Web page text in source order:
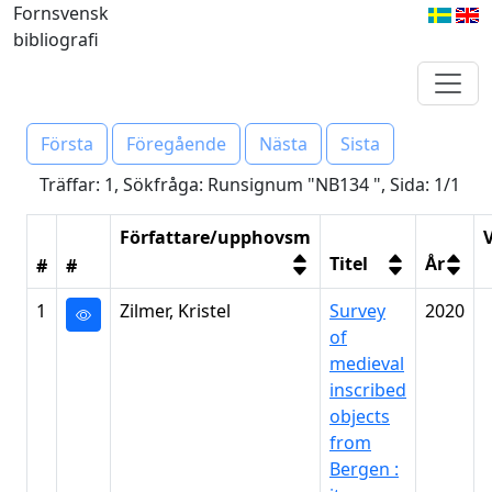
Fornsvensk
bibliografi
Första Föregående Nästa
Sista
Träffar: 1, Sökfråga: Runsignum "NB134 ", Sida: 1/1
# #
Författare/upphovsm
Titel
År
1 Zilmer, Kristel
Survey
of
medieval
inscribed
objects
from
Bergen :
2020